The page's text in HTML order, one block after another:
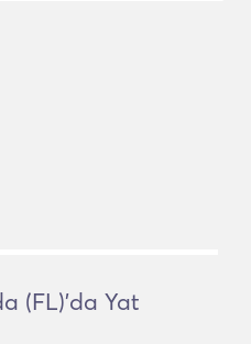
(FL)'da Yat